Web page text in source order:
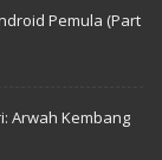
Pemula (Part
Arwah Kembang